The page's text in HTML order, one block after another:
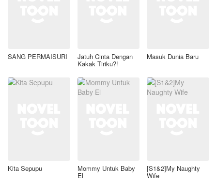
SANG PERMAISURI Jatuh Cinta Dengan
Kakak Tiriku?!
Masuk Dunia Baru
Kita Sepupu Mommy Untuk Baby
El
[S1&2]My Naughty
Wife